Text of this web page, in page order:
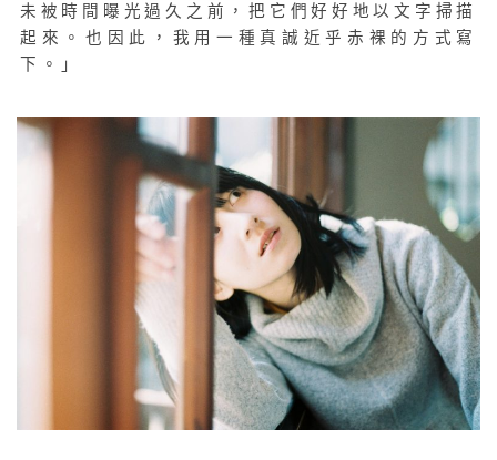
未被時間曝光過久之前，把它們好好地以文字掃描
起來。也因此，我用一種真誠近乎赤裸的方式寫
下。」